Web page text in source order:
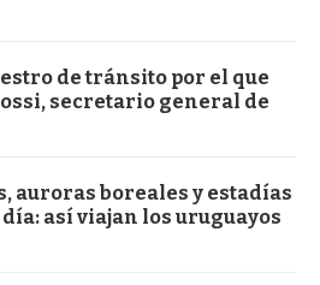
de tránsito por el que
secretario general de
auroras boreales y estadías
día: así viajan los uruguayos